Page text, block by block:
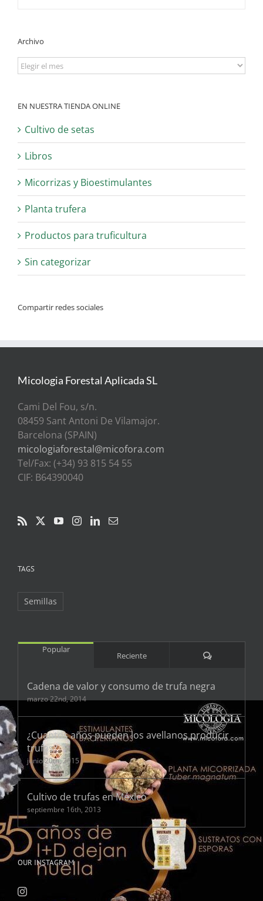
Archivo
Archivo
EN NUESTRA TIENDA ONLINE
Cultivo de setas
Libros
Micorrizas y Bioestimulantes
Planta trufera
Productos para truficultura
Sin categorizar
Compartir redes sociales
Micologia Forestal Aplicada SL
Cami Del Fou, s/n.
08459 Sant Antoni De Vilamajor.
Barcelona (SPAIN)
micologiaforestal@micofora.com
Tel/Fax: (+34) 93 815 54 55
CIF: B64390040
TAGS
Semillas
Popular
Reciente Comentarios
Cadena de valor y consumo de trufa negra
marzo 22nd, 2014
¿Cuantos años pueden los avellanos producir
trufas?
junio 20th, 2015
Cultivo de trufas en México
septiembre 16th, 2013
OUR INSTAGRAM